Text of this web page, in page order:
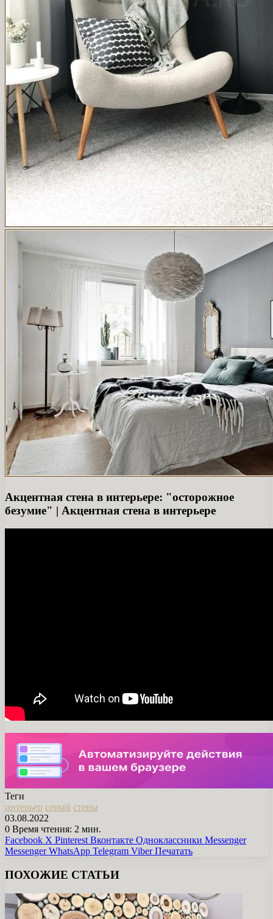
Акцентная стена в интерьере: "осторожное
безумие" | Акцентная стена в интерьере
Теги
интерьер серый стены
03.08.2022
0 Время чтения: 2 мин.
Facebook X Pinterest Вконтакте Одноклассники Messenger
Messenger WhatsApp Telegram Viber Печатать
ПОХОЖИЕ СТАТЬИ